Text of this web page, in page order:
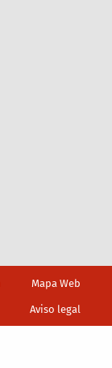
Mapa Web
Aviso legal